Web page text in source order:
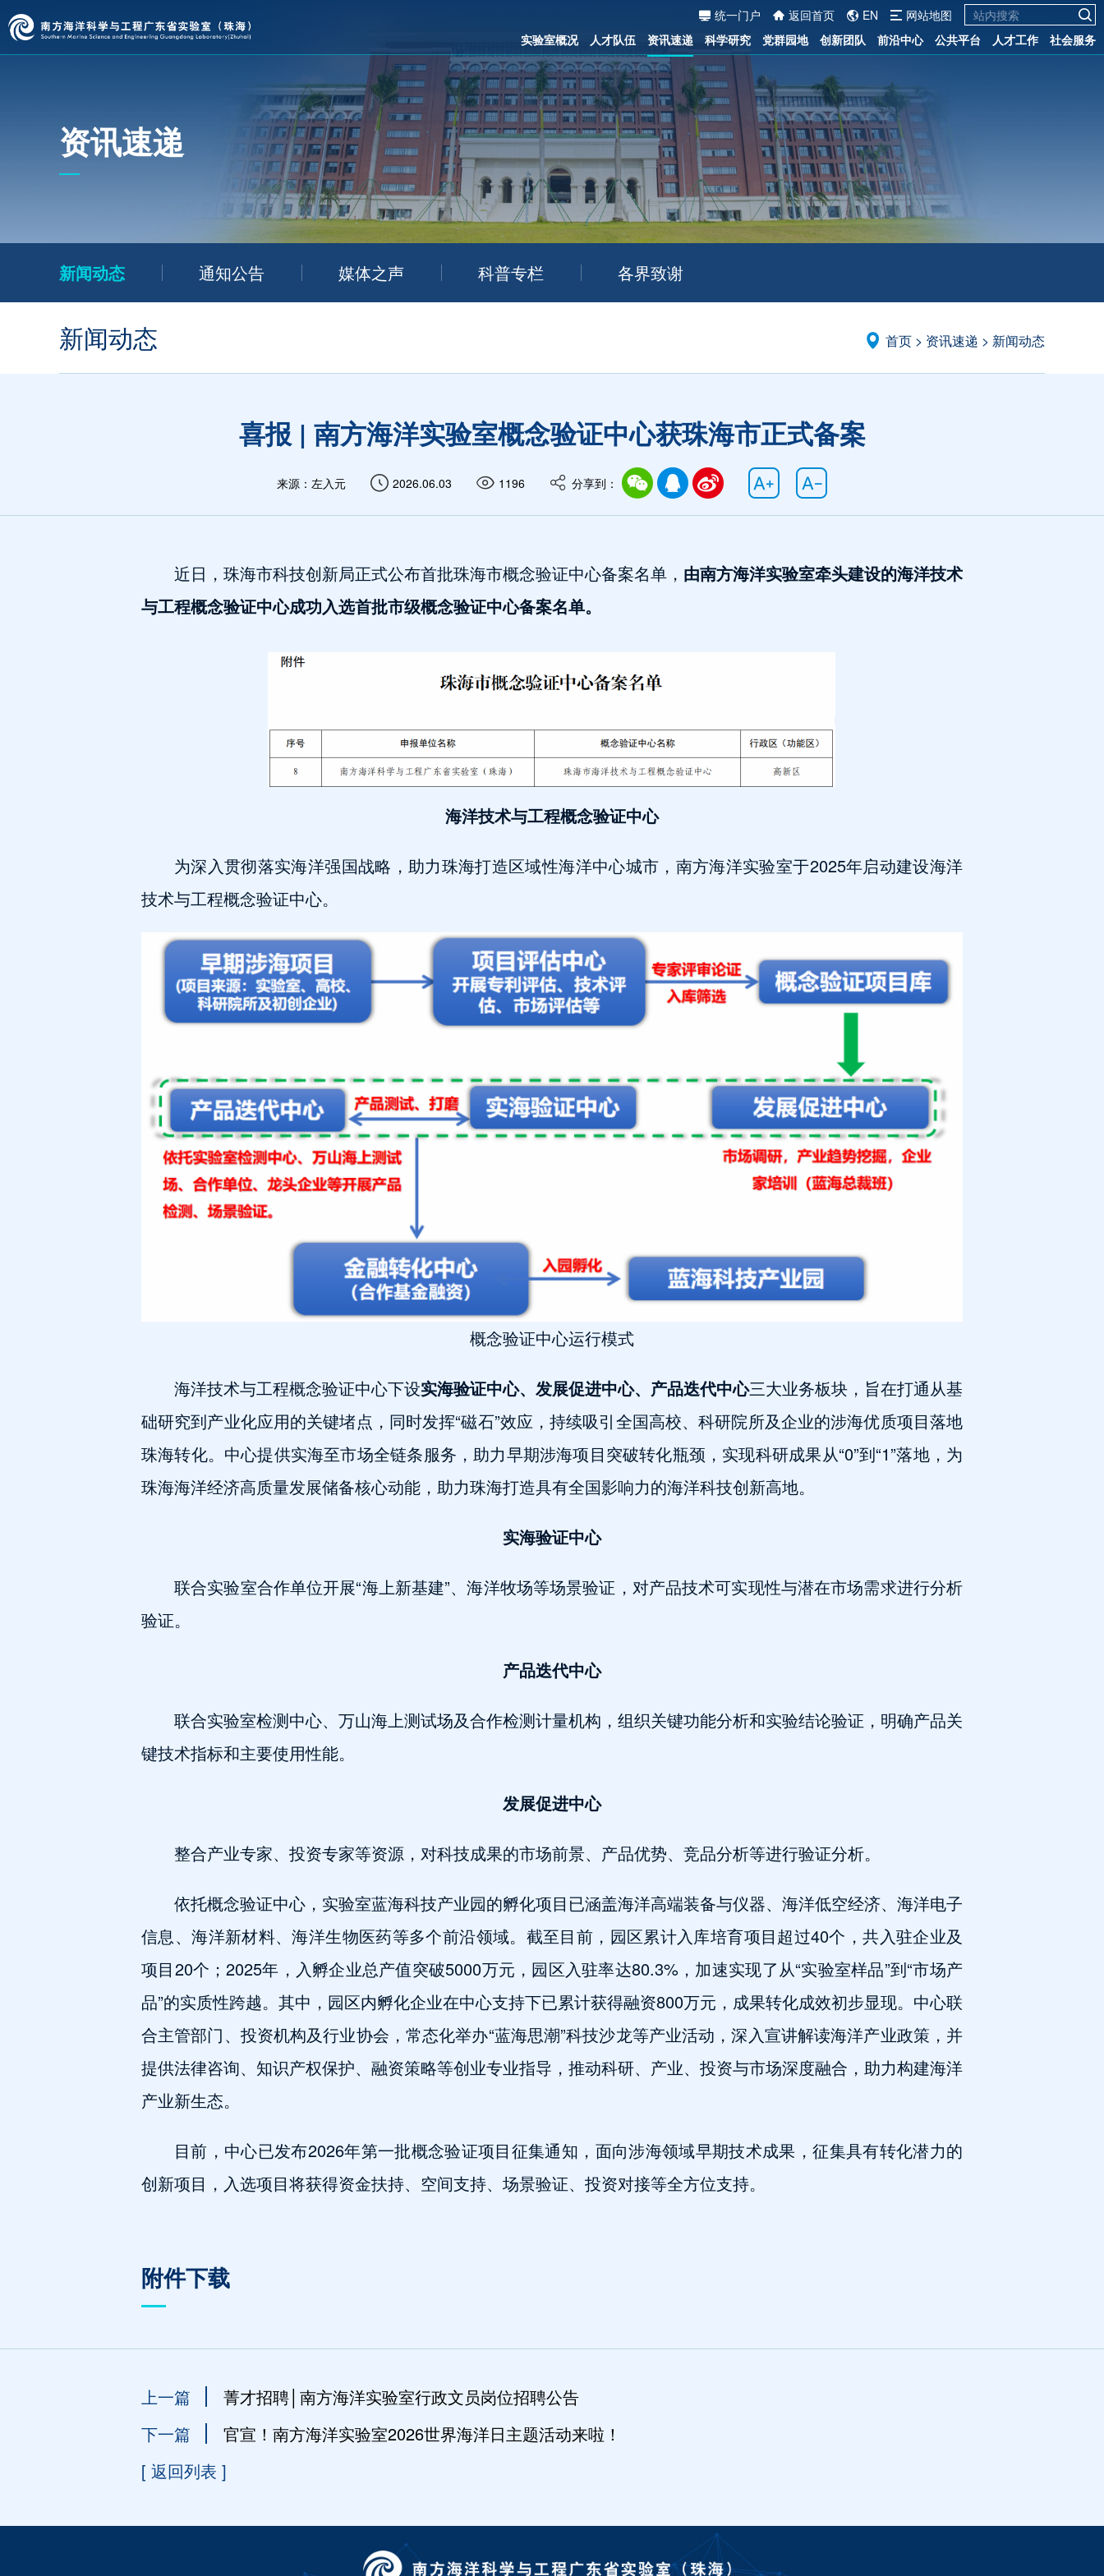
统一门户 返回首页 EN
网站地图
实验室概况
人才队伍 资讯速递 科学研究 党群园地 创新团队 前沿中心 公共平台 人才工作 社会服务
资讯速递
新闻动态 通知公告 媒体之声 科普专栏 各界致谢
新闻动态 首页 > 资讯速递 > 新闻动态
喜报 | 南方海洋实验室概念验证中心获珠海市正式备案
来源：左入元 2026.06.03 1196 分享到：
近日，珠海市科技创新局正式公布首批珠海市概念验证中心备案名单， 由南方海洋实验室牵头建设的海洋技术
与工程概念验证中心成功入选首批市级概念验证中心备案名单。
海洋技术与工程概念验证中心
为深入贯彻落实海洋强国战略，助力珠海打造区域性海洋中心城市，南方海洋实验室于2025年启动建设海洋
技术与工程概念验证中心。
概念验证中心运行模式
海洋技术与工程概念验证中心下设实海验证中心、发展促进中心、产品迭代中心三大业务板块，旨在打通从基
础研究到产业化应用的关键堵点，同时发挥“磁石”效应，持续吸引全国高校、科研院所及企业的涉海优质项目落地
珠海转化。中心提供实海至市场全链条服务，助力早期涉海项目突破转化瓶颈，实现科研成果从“0”到“1”落地，为
珠海海洋经济高质量发展储备核心动能，助力珠海打造具有全国影响力的海洋科技创新高地。
实海验证中心
联合实验室合作单位开展“海上新基建”、海洋牧场等场景验证，对产品技术可实现性与潜在市场需求进行分析
验证。
产品迭代中心
联合实验室检测中心、万山海上测试场及合作检测计量机构，组织关键功能分析和实验结论验证，明确产品关
键技术指标和主要使用性能。
发展促进中心
整合产业专家、投资专家等资源，对科技成果的市场前景、产品优势、竞品分析等进行验证分析。
依托概念验证中心，实验室蓝海科技产业园的孵化项目已涵盖海洋高端装备与仪器、海洋低空经济、海洋电子
信息、海洋新材料、海洋生物医药等多个前沿领域。截至目前，园区累计入库培育项目超过40个，共入驻企业及
项目20个；2025年，入孵企业总产值突破5000万元，园区入驻率达80.3%，加速实现了从“实验室样品”到“市场产
品”的实质性跨越。其中，园区内孵化企业在中心支持下已累计获得融资800万元，成果转化成效初步显现。中心联
合主管部门、投资机构及行业协会，常态化举办“蓝海思潮”科技沙龙等产业活动，深入宣讲解读海洋产业政策，并
提供法律咨询、知识产权保护、融资策略等创业专业指导，推动科研、产业、投资与市场深度融合，助力构建海洋
产业新生态。
目前，中心已发布2026年第一批概念验证项目征集通知，面向涉海领域早期技术成果，征集具有转化潜力的
创新项目，入选项目将获得资金扶持、空间支持、场景验证、投资对接等全方位支持。
附件下载
上一篇
菁才招聘│南方海洋实验室行政文员岗位招聘公告
下一篇
官宣！南方海洋实验室2026世界海洋日主题活动来啦！
[ 返回列表 ]